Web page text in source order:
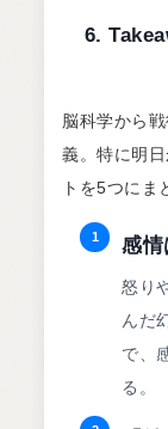
6.
脳科学から
義。特に明
トを5つにま
1 感情
怒り
んだ
で、
る。